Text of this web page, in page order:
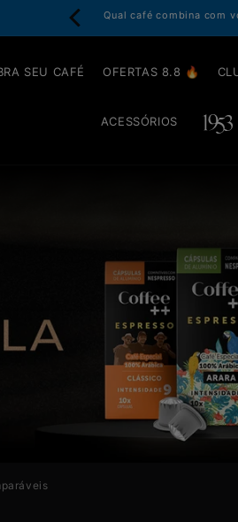
Qual café combina com
SEU CAFÉ OFERTAS 8.8 🔥
ACESSÓRIOS